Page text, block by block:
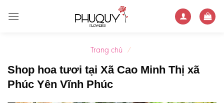
Trang chủ /
Shop hoa tươi tại Xã Cao Minh Thị xã
Phúc Yên Vĩnh Phúc